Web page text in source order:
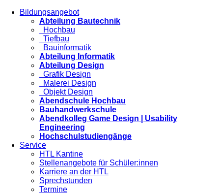
Bildungsangebot
Abteilung Bautechnik
Hochbau
Tiefbau
Bauinformatik
Abteilung Informatik
Abteilung Design
Grafik Design
Malerei Design
Objekt Design
Abendschule Hochbau
Bauhandwerkschule
Abendkolleg Game Design | Usability
Engineering
Hochschulstudiengänge
Service
HTL Kantine
Stellenangebote für Schüler:innen
Karriere an der HTL
Sprechstunden
Termine